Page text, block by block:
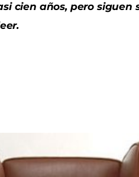
cien años, pero